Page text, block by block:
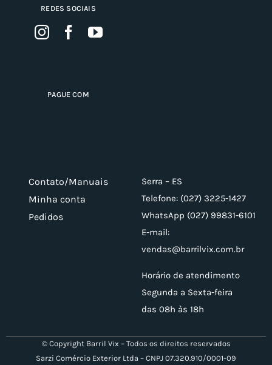
REDES SOCIAIS
PAGUE COM
Contato/Manuais
Minha conta
Pedidos
Serra – ES
Telefone: (027) 3225-1427
WhatsApp (027) 99831-6101
E-mail:
vendas@barrilvix.com.br
Horário de atendimento
Segunda a Sexta-feira
das 08h às 18h
© Copyright Barril Vix – Todos os direitos reservados
Sarzi Comércio Exterior Ltda – CNPJ 07.320.910/0001-09